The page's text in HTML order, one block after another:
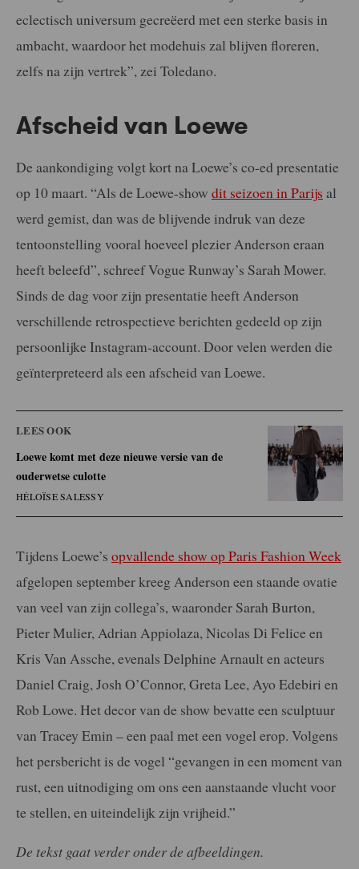
eclectisch universum gecreëerd met een sterke basis in
ambacht, waardoor het modehuis zal blijven floreren,
zelfs na zijn vertrek”, zei Toledano.
Afscheid van Loewe
De aankondiging volgt kort na Loewe’s co-ed presentatie
op 10 maart. “Als de Loewe-show dit seizoen in Parijs al
werd gemist, dan was de blijvende indruk van deze
tentoonstelling vooral hoeveel plezier Anderson eraan
heeft beleefd”, schreef Vogue Runway’s Sarah Mower.
Sinds de dag voor zijn presentatie heeft Anderson
verschillende retrospectieve berichten gedeeld op zijn
persoonlijke Instagram-account. Door velen werden die
geïnterpreteerd als een afscheid van Loewe.
LEES OOK
Loewe komt met deze nieuwe versie van de
ouderwetse culotte
HÉLOÏSE SALESSY
Tijdens Loewe’s opvallende show op Paris Fashion Week
afgelopen september kreeg Anderson een staande ovatie
van veel van zijn collega’s, waaronder Sarah Burton,
Pieter Mulier, Adrian Appiolaza, Nicolas Di Felice en
Kris Van Assche, evenals Delphine Arnault en acteurs
Daniel Craig, Josh O’Connor, Greta Lee, Ayo Edebiri en
Rob Lowe. Het decor van de show bevatte een sculptuur
van Tracey Emin – een paal met een vogel erop. Volgens
het persbericht is de vogel “gevangen in een moment van
rust, een uitnodiging om ons een aanstaande vlucht voor
te stellen, en uiteindelijk zijn vrijheid.”
De tekst gaat verder onder de afbeeldingen.